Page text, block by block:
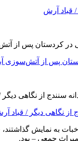
قباد آرش
پس از آتش‌سوزی
نگاهی دیگر / قباد
خبات به نمایش
جمعی – بود.